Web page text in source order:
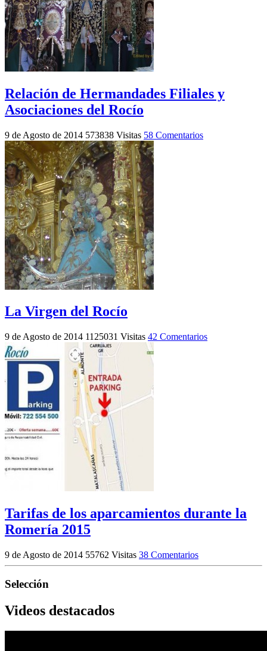
Relación de Hermandades Filiales y
Asociaciones del Rocío
9 de Agosto de 2014 573838 Visitas 58 Comentarios
La Virgen del Rocío
9 de Agosto de 2014 1125031 Visitas 42 Comentarios
Tarifas de los aparcamientos durante la
Romería 2015
9 de Agosto de 2014 55762 Visitas 38 Comentarios
Selección
Videos destacados